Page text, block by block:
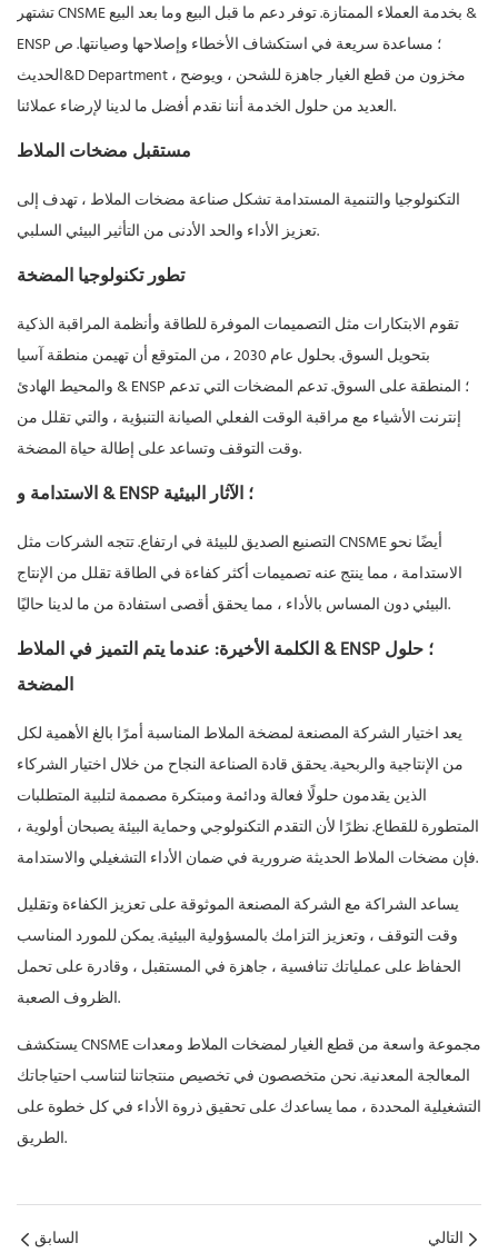
تشتهر CNSME بخدمة العملاء الممتازة. توفر دعم ما قبل البيع وما بعد البيع &
ENSP ؛ مساعدة سريعة في استكشاف الأخطاء وإصلاحها وصيانتها. ص
الحديث&D Department ، مخزون من قطع الغيار جاهزة للشحن ، ويوضح
العديد من حلول الخدمة أننا نقدم أفضل ما لدينا لإرضاء عملائنا.
مستقبل مضخات الملاط
التكنولوجيا والتنمية المستدامة تشكل صناعة مضخات الملاط ، تهدف إلى
تعزيز الأداء والحد الأدنى من التأثير البيئي السلبي.
تطور تكنولوجيا المضخة
تقوم الابتكارات مثل التصميمات الموفرة للطاقة وأنظمة المراقبة الذكية
بتحويل السوق. بحلول عام 2030 ، من المتوقع أن تهيمن منطقة آسيا
والمحيط الهادئ & ENSP ؛ المنطقة على السوق. تدعم المضخات التي تدعم
إنترنت الأشياء مع مراقبة الوقت الفعلي الصيانة التنبؤية ، والتي تقلل من
وقت التوقف وتساعد على إطالة حياة المضخة.
الاستدامة و & ENSP ؛ الآثار البيئية
التصنيع الصديق للبيئة في ارتفاع. تتجه الشركات مثل CNSME أيضًا نحو
الاستدامة ، مما ينتج عنه تصميمات أكثر كفاءة في الطاقة تقلل من الإنتاج
البيئي دون المساس بالأداء ، مما يحقق أقصى استفادة من ما لدينا حاليًا.
الكلمة الأخيرة: عندما يتم التميز في الملاط & ENSP ؛ حلول
المضخة
يعد اختيار الشركة المصنعة لمضخة الملاط المناسبة أمرًا بالغ الأهمية لكل
من الإنتاجية والربحية. يحقق قادة الصناعة النجاح من خلال اختيار الشركاء
الذين يقدمون حلولًا فعالة ودائمة ومبتكرة مصممة لتلبية المتطلبات
المتطورة للقطاع. نظرًا لأن التقدم التكنولوجي وحماية البيئة يصبحان أولوية ،
فإن مضخات الملاط الحديثة ضرورية في ضمان الأداء التشغيلي والاستدامة.
يساعد الشراكة مع الشركة المصنعة الموثوقة على تعزيز الكفاءة وتقليل
وقت التوقف ، وتعزيز التزامك بالمسؤولية البيئية. يمكن للمورد المناسب
الحفاظ على عملياتك تنافسية ، جاهزة في المستقبل ، وقادرة على تحمل
الظروف الصعبة.
CNSMEمجموعة واسعة من قطع الغيار لمضخات الملاط ومعدات
المعالجة المعدنية. نحن متخصصون في تخصيص منتجاتنا لتناسب احتياجاتك
التشغيلية المحددة ، مما يساعدك على تحقيق ذروة الأداء في كل خطوة على
الطريق.
السابق التالي